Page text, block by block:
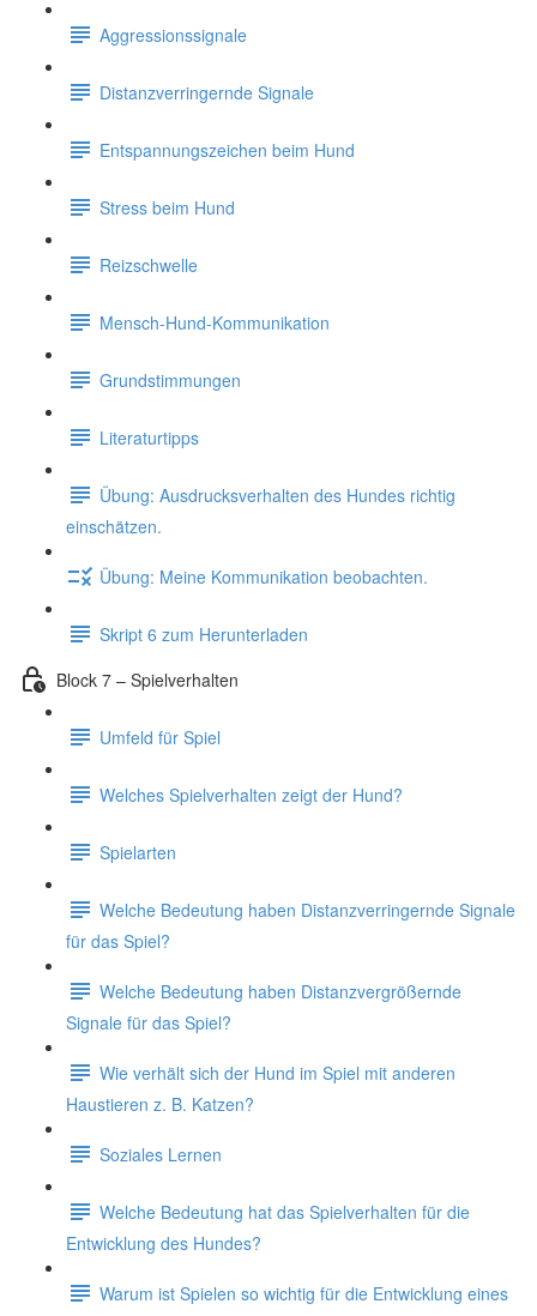
Aggressionssignale
Distanzverringernde Signale
Entspannungszeichen beim Hund
Stress beim Hund
Reizschwelle
Mensch-Hund-Kommunikation
Grundstimmungen
Literaturtipps
Übung: Ausdrucksverhalten des Hundes richtig
einschätzen.
Übung: Meine Kommunikation beobachten.
Skript 6 zum Herunterladen
Block 7 – Spielverhalten
Umfeld für Spiel
Welches Spielverhalten zeigt der Hund?
Spielarten
Welche Bedeutung haben Distanzverringernde Signale
für das Spiel?
Welche Bedeutung haben Distanzvergrößernde
Signale für das Spiel?
Wie verhält sich der Hund im Spiel mit anderen
Haustieren z. B. Katzen?
Soziales Lernen
Welche Bedeutung hat das Spielverhalten für die
Entwicklung des Hundes?
Warum ist Spielen so wichtig für die Entwicklung eines